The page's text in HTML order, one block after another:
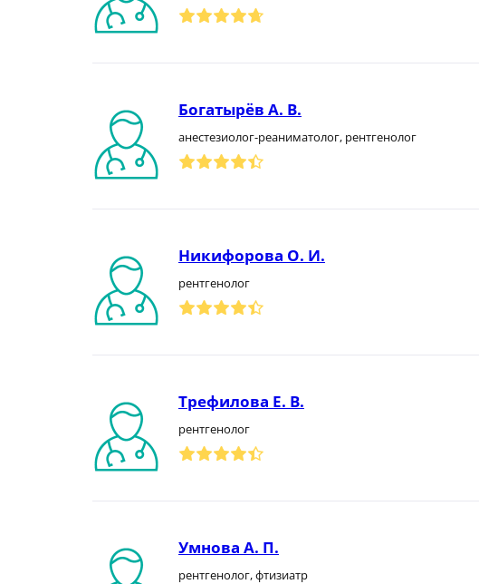
Богатырёв А. В.
анестезиолог-реаниматолог, рентгенолог
Никифорова О. И.
рентгенолог
Трефилова Е. В.
рентгенолог
Умнова А. П.
рентгенолог, фтизиатр